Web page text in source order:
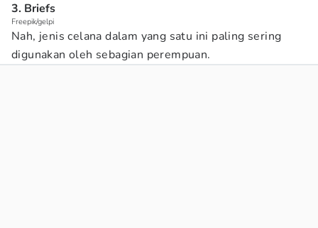
3. Briefs
Freepik/gelpi
Nah, jenis celana dalam yang satu ini paling sering
digunakan oleh sebagian perempuan.